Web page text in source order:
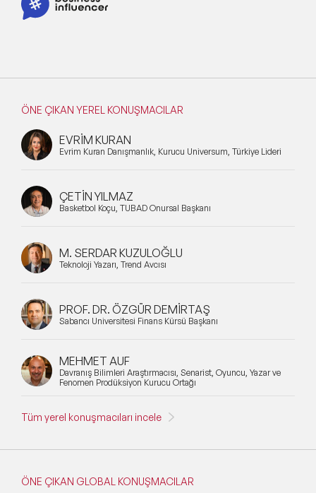
ÖNE ÇIKAN YEREL KONUŞMACILAR
EVRİM KURAN
Evrim Kuran Danışmanlık, Kurucu Universum, Türkiye Lideri
ÇETİN YILMAZ
Basketbol Koçu, TÜBAD Onursal Başkanı
M. SERDAR KUZULOĞLU
Teknoloji Yazarı, Trend Avcısı
PROF. DR. ÖZGÜR DEMİRTAŞ
Sabancı Üniversitesi Finans Kürsü Başkanı
MEHMET AUF
Davranış Bilimleri Araştırmacısı, Senarist, Oyuncu, Yazar ve
Fenomen Prodüksiyon Kurucu Ortağı
Tüm yerel konuşmacıları incele
ÖNE ÇIKAN GLOBAL KONUŞMACILAR